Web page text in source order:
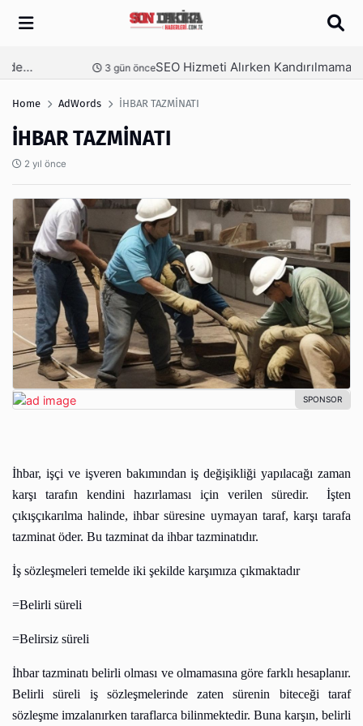
Arama
SEO Hizmeti Alırken Kandırılmamak İçin Bilinmesi Gerekenler 4 gün önce
Home AdWords İHBAR TAZMİNATI
İHBAR TAZMİNATI
2 yıl önce
İhbar, işçi ve işveren bakımından iş değişikliği yapılacağı zaman
karşı tarafın kendini hazırlaması için verilen süredir.
İşten
çıkışçıkarılma halinde, ihbar süresine uymayan taraf, karşı tarafa
tazminat öder. Bu tazminat da ihbar tazminatıdır.
İş sözleşmeleri temelde iki şekilde karşımıza çıkmaktadır
=Belirli süreli
=Belirsiz süreli
İhbar tazminatı belirli olması ve olmamasına göre farklı hesaplanır.
Belirli süreli iş sözleşmelerinde zaten sürenin biteceği taraf
sözleşme imzalanırken taraflarca bilinmektedir. Buna karşın, belirli